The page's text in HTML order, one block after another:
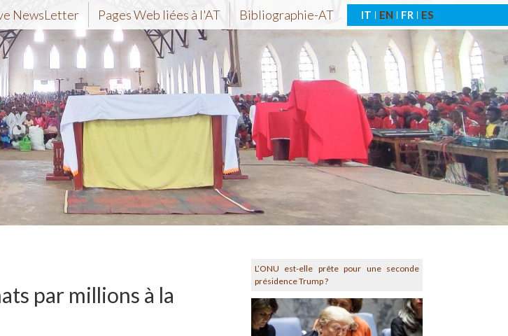
NewsLetter Pages Web liées à l'AT Bibliographie-AT IT EN FR ES
par millions à la
L’ONU est-elle prête pour une seconde
présidence Trump ?